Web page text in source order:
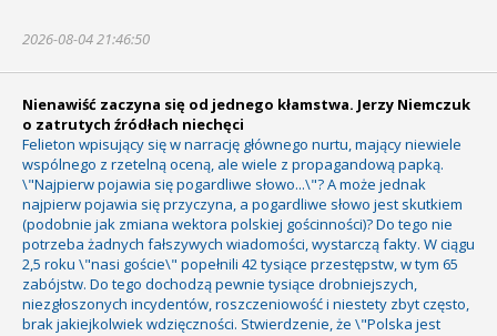
2026-08-04 21:46:50
Nienawiść zaczyna się od jednego kłamstwa. Jerzy Niemczuk
o zatrutych źródłach niechęci
Felieton wpisujący się w narrację głównego nurtu, mający niewiele
wspólnego z rzetelną oceną, ale wiele z propagandową papką.
\"Najpierw pojawia się pogardliwe słowo...\"? A może jednak
najpierw pojawia się przyczyna, a pogardliwe słowo jest skutkiem
(podobnie jak zmiana wektora polskiej gościnności)? Do tego nie
potrzeba żadnych fałszywych wiadomości, wystarczą fakty. W ciągu
2,5 roku \"nasi goście\" popełnili 42 tysiące przestępstw, w tym 65
zabójstw. Do tego dochodzą pewnie tysiące drobniejszych,
niezgłoszonych incydentów, roszczeniowość i niestety zbyt często,
brak jakiejkolwiek wdzięczności. Stwierdzenie, że \"Polska jest